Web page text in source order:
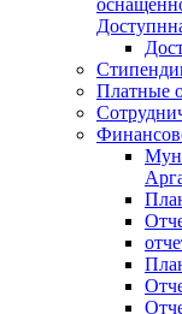
Платные